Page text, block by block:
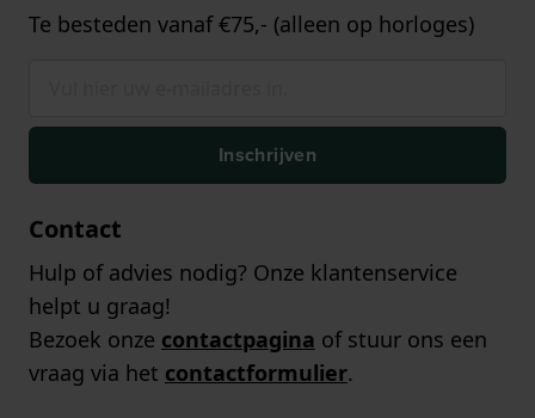
Te besteden vanaf €75,- (alleen op horloges)
Inschrijven
Contact
Hulp of advies nodig? Onze klantenservice
helpt u graag!
Bezoek onze contactpagina of stuur ons een
vraag via het contactformulier.